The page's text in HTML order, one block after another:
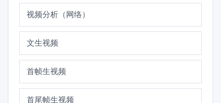
视频分析（网络）
文生视频
首帧生视频
首尾帧生视频